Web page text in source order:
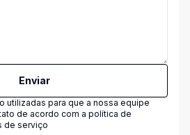
Enviar
utilizadas para que a nossa equipe
de acordo com a política de
de serviço